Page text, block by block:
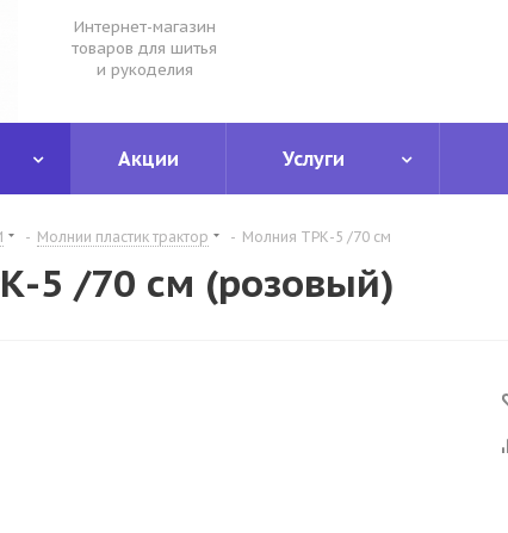
Интернет-магазин
товаров для шитья
и рукоделия
Акции Услуги
- Молнии пластик трактор - Молния ТРК-5 /70 см
5 /70 см (розовый)